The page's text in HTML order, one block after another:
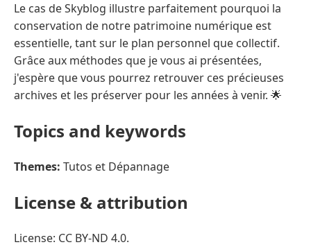
Le cas de Skyblog illustre parfaitement pourquoi la
conservation de notre patrimoine numérique est
essentielle, tant sur le plan personnel que collectif.
Grâce aux méthodes que je vous ai présentées,
j'espère que vous pourrez retrouver ces précieuses
archives et les préserver pour les années à venir. 🌟
Topics and keywords
Themes: Tutos et Dépannage
License & attribution
License: CC BY-ND 4.0.